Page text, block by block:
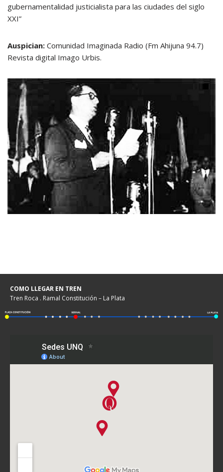
gubernamentalidad justicialista para las ciudades del siglo
XXI”
Auspician: Comunidad Imaginada Radio (Fm Ahijuna 94.7)
Revista digital Imago Urbis.
COMO LLEGAR EN TREN
Tren Roca . Ramal Constitución – La Plata